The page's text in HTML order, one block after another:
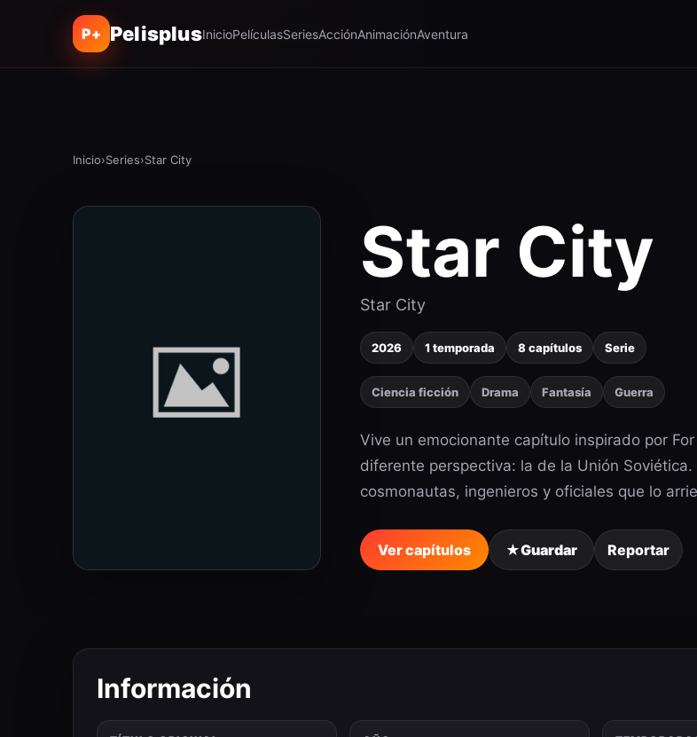
P+ PelisplusInicioPelículasSeriesAcciónAnimaciónAventura
Inicio›Series›Star City
Star City
Star City
2026 1 temporada 8 capítulos Serie
Ciencia ficción Drama Fantasía Guerra
Vive un emocionante capítulo inspirado por
diferente perspectiva: la de la Unión
cosmonautas, ingenieros y oficiales que lo
Ver capítulos ★Guardar Reportar
Información